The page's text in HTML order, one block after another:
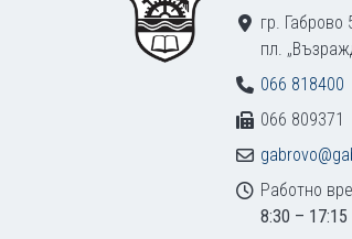
гр. Габрово
пл.
066 818400
066 809371
Работно
8:30 – 17:15